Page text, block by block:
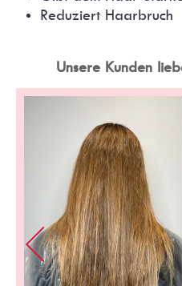
Reduziert Haarbruch
Unsere Kunden